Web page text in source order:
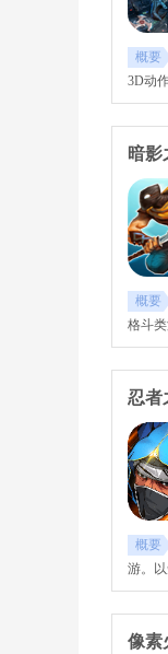
概要
3D动
需要
的世
暗影
概要
格斗
有着
各种
忍者
概要
游。
击手
每次
像素